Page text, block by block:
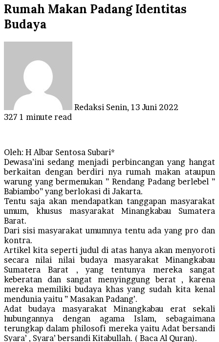
Rumah Makan Padang Identitas
Budaya
Redaksi Senin, 13 Juni 2022
327 1 minute read
Oleh: H Albar Sentosa Subari*
Dewasa’ini sedang menjadi perbincangan yang hangat
berkaitan dengan berdiri nya rumah makan ataupun
warung yang bermenukan ” Rendang Padang berlebel ”
Babiambo” yang berlokasi di Jakarta.
Tentu saja akan mendapatkan tanggapan masyarakat
umum, khusus masyarakat Minangkabau Sumatera
Barat.
Dari sisi masyarakat umumnya tentu ada yang pro dan
kontra.
Artikel kita seperti judul di atas hanya akan menyoroti
secara nilai nilai budaya masyarakat Minangkabau
Sumatera Barat , yang tentunya mereka sangat
keberatan dan sangat menyinggung berat , karena
mereka memiliki budaya khas yang sudah kita kenal
mendunia yaitu ” Masakan Padang’.
Adat budaya masyarakat Minangkabau erat sekali
hubungannya dengan agama Islam, sebagaimana
terungkap dalam philosofi mereka yaitu Adat bersandi
Syara’ , Syara’ bersandi Kitabullah. ( Baca Al Quran).